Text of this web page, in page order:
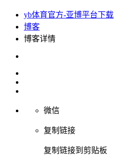
yb体育官方-亚博平台下载
博客
博客详情
微信
复制链接
复制链接到剪贴板